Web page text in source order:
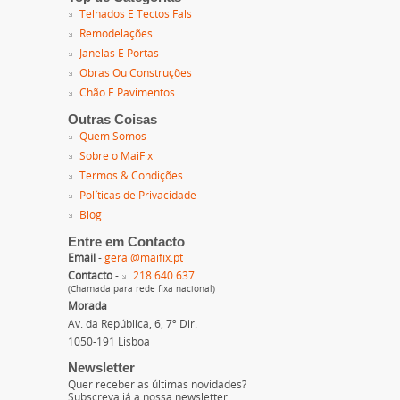
Telhados E Tectos Fals
Remodelações
Janelas E Portas
Obras Ou Construções
Chão E Pavimentos
Outras Coisas
Quem Somos
Sobre o MaiFix
Termos & Condições
Políticas de Privacidade
Blog
Entre em Contacto
Email - geral@maifix.pt
Contacto - 218 640 637
(Chamada para rede fixa nacional)
Morada
Av. da República, 6, 7º Dir.
1050-191 Lisboa
Newsletter
Quer receber as últimas novidades?
Subscreva já a nossa newsletter.